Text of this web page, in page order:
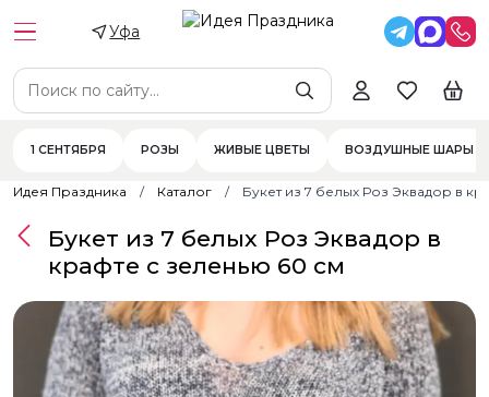
Уфа
1 СЕНТЯБРЯ РОЗЫ ЖИВЫЕ ЦВЕТЫ ВОЗДУШНЫЕ ШАРЫ
Идея Праздника Каталог Букет из 7 белых Роз Эквадор в
Букет из 7 белых Роз Эквадор в
крафте с зеленью 60 см